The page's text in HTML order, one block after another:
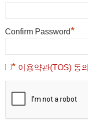
Confirm Password*
* 이용약관(TOS) 동의